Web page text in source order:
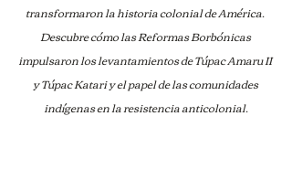
transformaron la historia colonial de América.
Descubre cómo las Reformas Borbónicas
impulsaron los levantamientos de Túpac Amaru II
y Túpac Katari y el papel de las comunidades
indígenas en la resistencia anticolonial.